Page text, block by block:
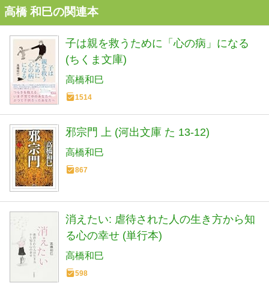
高橋 和巳の関連本
子は親を救うために「心の病」になる
(ちくま文庫)
高橋和巳
1514
邪宗門 上 (河出文庫 た 13-12)
高橋和巳
867
消えたい: 虐待された人の生き方から知
る心の幸せ (単行本)
高橋和巳
598